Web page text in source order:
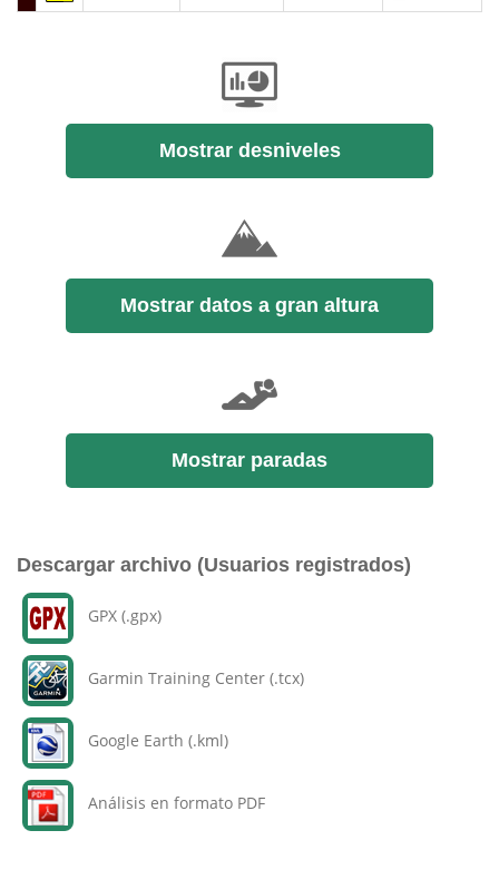
Mostrar desniveles
Mostrar datos a gran altura
Mostrar paradas
Descargar archivo (Usuarios registrados)
GPX (.gpx)
Garmin Training Center (.tcx)
Google Earth (.kml)
Análisis en formato PDF